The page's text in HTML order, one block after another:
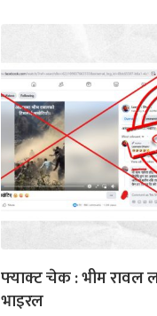
फ्याक्ट चेक : भीम रावल
भाइरल